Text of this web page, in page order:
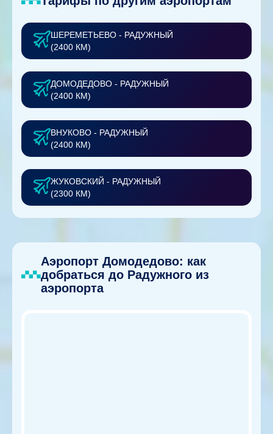
ШЕРЕМЕТЬЕВО - РАДУЖНЫЙ
(2400 КМ)
ДОМОДЕДОВО - РАДУЖНЫЙ
(2400 КМ)
ВНУКОВО - РАДУЖНЫЙ
(2400 КМ)
ЖУКОВСКИЙ - РАДУЖНЫЙ
(2300 КМ)
Аэропорт Домодедово: как
добраться до Радужного из
аэропорта